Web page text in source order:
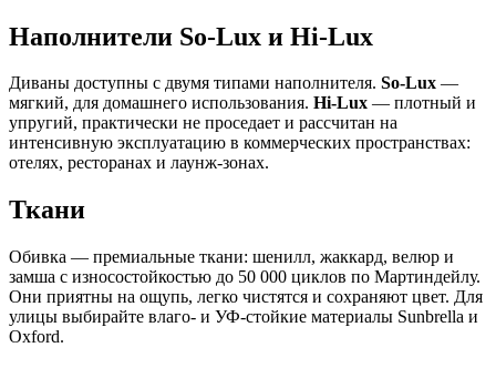
Наполнители So-Lux и Hi-Lux
Диваны доступны с двумя типами наполнителя. So-Lux —
мягкий, для домашнего использования. Hi-Lux — плотный и
упругий, практически не проседает и рассчитан на
интенсивную эксплуатацию в коммерческих пространствах:
отелях, ресторанах и лаунж-зонах.
Ткани
Обивка — премиальные ткани: шенилл, жаккард, велюр и
замша с износостойкостью до 50 000 циклов по Мартиндейлу.
Они приятны на ощупь, легко чистятся и сохраняют цвет. Для
улицы выбирайте влаго- и УФ-стойкие материалы Sunbrella и
Oxford.